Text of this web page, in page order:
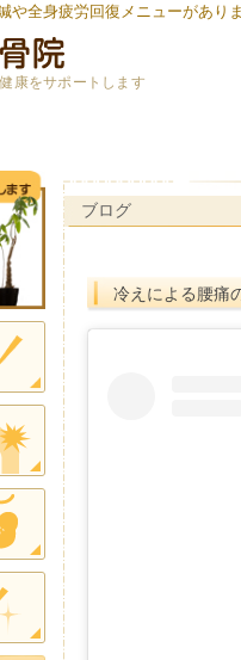
や全身疲労回復メニューがあり
康をサポートします
ブログ
冷えによる腰痛